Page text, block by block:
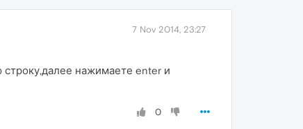
7 Nov 2014, 23:27
строку,далее нажимаете enter и
0